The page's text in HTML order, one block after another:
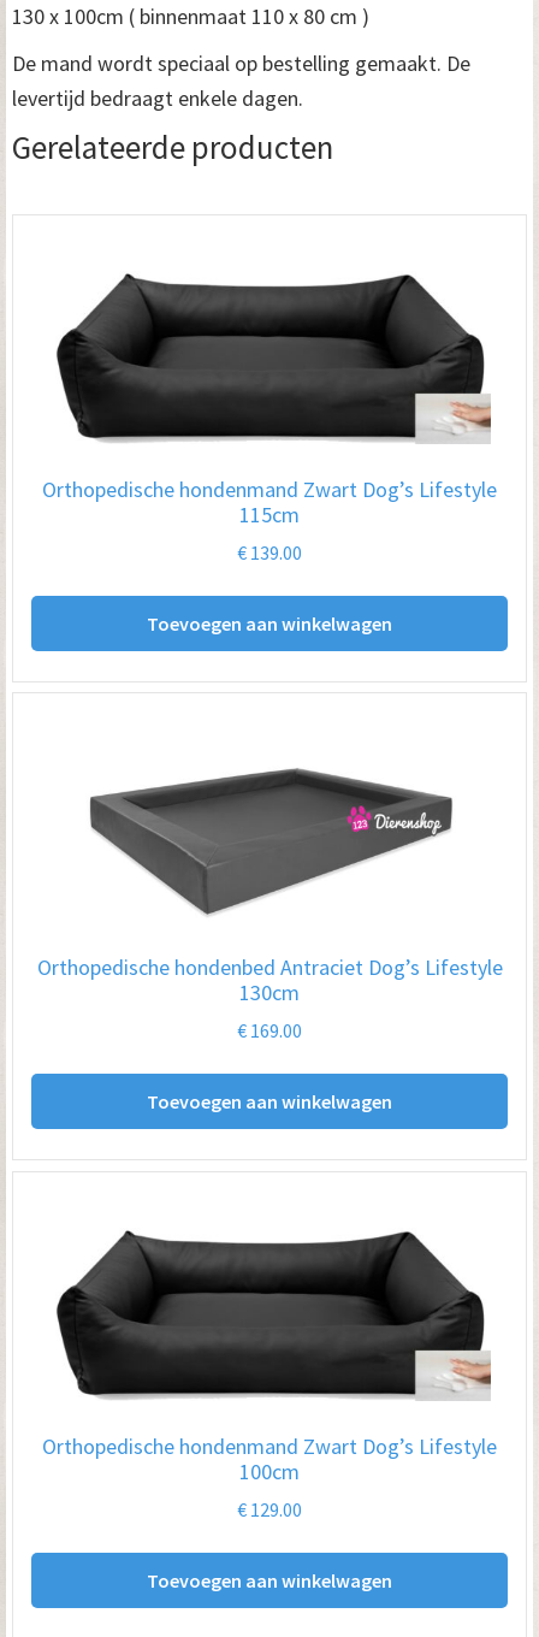
130 x 100cm ( binnenmaat 110 x 80 cm )
De mand wordt speciaal op bestelling gemaakt. De
levertijd bedraagt enkele dagen.
Gerelateerde producten
Orthopedische hondenmand Zwart Dog’s Lifestyle
115cm
€ 139.00
Toevoegen aan winkelwagen
Orthopedische hondenbed Antraciet Dog’s Lifestyle
130cm
€ 169.00
Toevoegen aan winkelwagen
Orthopedische hondenmand Zwart Dog’s Lifestyle
100cm
€ 129.00
Toevoegen aan winkelwagen